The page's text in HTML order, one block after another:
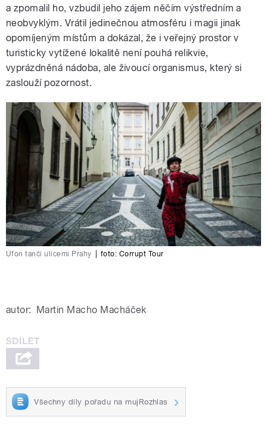
a zpomalil ho, vzbudil jeho zájem něčím výstředním a
neobvyklým. Vrátil jedinečnou atmosféru i magii jinak
opomíjeným místům a dokázal, že i veřejný prostor v
turisticky vytížené lokalitě není pouhá relikvie,
vyprázdněná nádoba, ale živoucí organismus, který si
zaslouží pozornost.
Ufon tančí ulicemi Prahy foto: Corrupt Tour
autor: Martin Macho Macháček
Všechny díly pořadu na mujRozhlas